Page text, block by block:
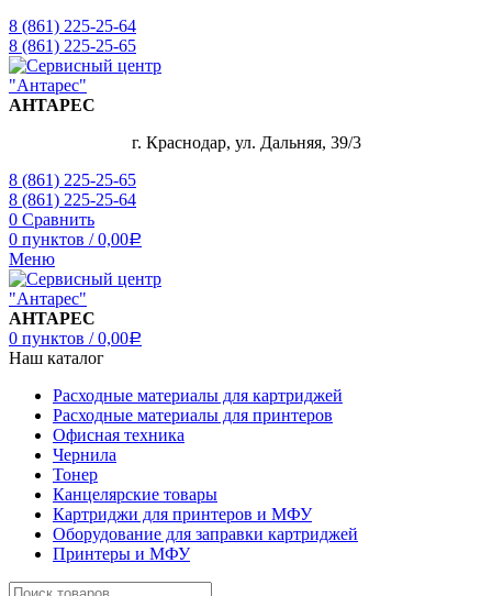
8 (861) 225-25-64
8 (861) 225-25-65
АНТАРЕС
г. Краснодар, ул. Дальняя, 39/3
8 (861) 225-25-65
8 (861) 225-25-64
0 Сравнить
0 пунктов / 0,00Р
Меню
АНТАРЕС
0 пунктов / 0,00Р
Наш каталог
Расходные материалы для картриджей
Расходные материалы для принтеров
Офисная техника
Чернила
Тонер
Канцелярские товары
Картриджи для принтеров и МФУ
Оборудование для заправки картриджей
Принтеры и МФУ